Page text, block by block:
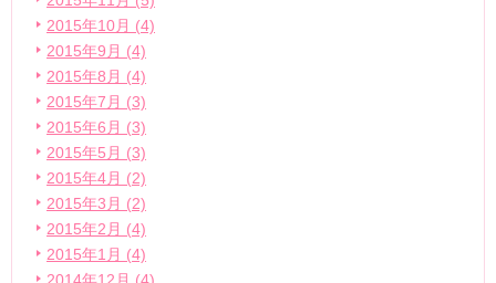
2015年10月 (4)
2015年9月 (4)
2015年8月 (4)
2015年7月 (3)
2015年6月 (3)
2015年5月 (3)
2015年4月 (2)
2015年3月 (2)
2015年2月 (4)
2015年1月 (4)